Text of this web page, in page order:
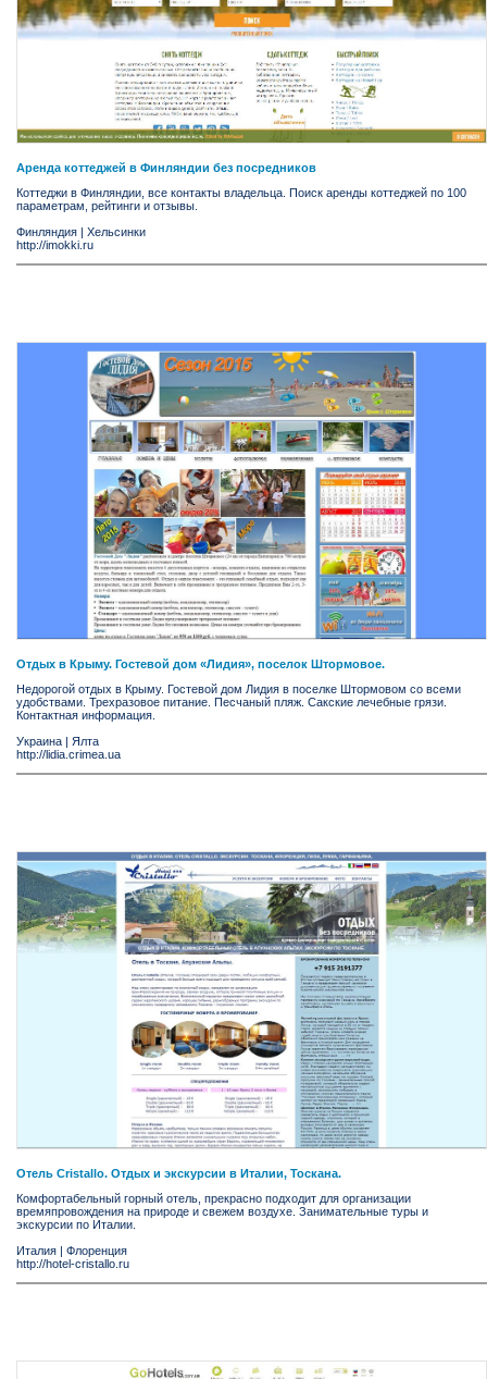
Аренда коттеджей в Финляндии без посредников
Коттеджи в Финляндии, все контакты владельца. Поиск аренды коттеджей по 100
параметрам, рейтинги и отзывы.
Финляндия | Хельсинки
http://imokki.ru
Отдых в Крыму. Гостевой дом «Лидия», поселок Штормовое.
Недорогой отдых в Крыму. Гостевой дом Лидия в поселке Штормовом со всеми
удобствами. Трехразовое питание. Песчаный пляж. Сакские лечебные грязи.
Контактная информация.
Украина | Ялта
http://lidia.crimea.ua
Отель Cristallo. Отдых и экскурсии в Италии, Тоскана.
Комфортабельный горный отель, прекрасно подходит для организации
времяпровождения на природе и свежем воздухе. Занимательные туры и
экскурсии по Италии.
Италия | Флоренция
http://hotel-cristallo.ru